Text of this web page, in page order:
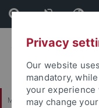
Skip
to
content
Skip
to
footer
Mathematisch-
Privacy
Our website
mandatory,
your experience
may change